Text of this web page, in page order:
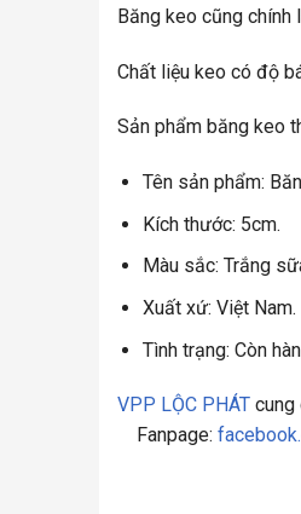
Băng keo cũng
Chất liệu keo có độ
Sản phẩm băng keo
Tên sản phẩm:
Kích thước: 5cm.
Màu sắc: Trắng
Xuất xứ: Việt Nam.
Tình trạng: Còn
VPP LỘC PHÁT cung
Fanpage: